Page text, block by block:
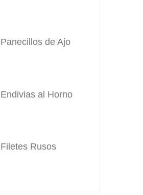
Panecillos de Ajo
Endivias al Horno
Filetes Rusos